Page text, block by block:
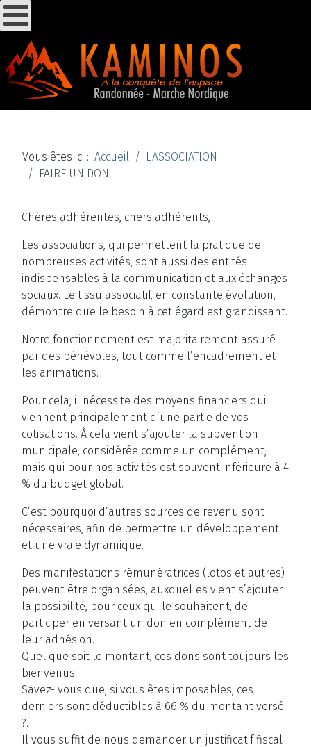
Vous êtes ici : Accueil
L'ASSOCIATION
FAIRE UN DON
Chères adhérentes, chers adhérents,
Les associations, qui permettent la pratique de
nombreuses activités, sont aussi des entités
indispensables à la communication et aux échanges
sociaux. Le tissu associatif, en constante évolution,
démontre que le besoin à cet égard est grandissant.
Notre fonctionnement est majoritairement assuré
par des bénévoles, tout comme l’encadrement et
les animations.
Pour cela, il nécessite des moyens financiers qui
viennent principalement d’une partie de vos
cotisations. À cela vient s’ajouter la subvention
municipale, considérée comme un complément,
mais qui pour nos activités est souvent inférieure à 4
% du budget global.
C’est pourquoi d’autres sources de revenu sont
nécessaires, afin de permettre un développement
et une vraie dynamique.
Des manifestations rémunératrices (lotos et autres)
peuvent être organisées, auxquelles vient s’ajouter
la possibilité, pour ceux qui le souhaitent, de
participer en versant un don en complément de
leur adhésion.
Quel que soit le montant, ces dons sont toujours les
bienvenus.
Savez- vous que, si vous êtes imposables, ces
derniers sont déductibles à 66 % du montant versé
?.
Il vous suffit de nous demander un justificatif fiscal